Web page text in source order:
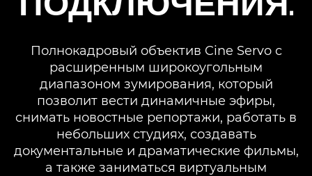
Полнокадровый объектив Cine Servo с
расширенным широкоугольным
диапазоном зумирования, который
позволит вести динамичные эфиры,
снимать новостные репортажи, работать в
небольших студиях, создавать
документальные и драматические фильмы,
а также заниматься виртуальным